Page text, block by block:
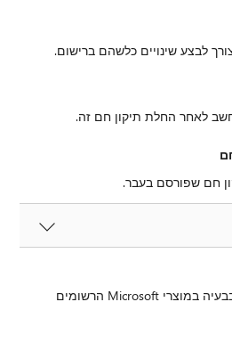
לבצע שינויים כלשהם ברישום.
לאחר החלת תיקון חם זה.
חם שפורסם בעבר.
Microsoft אישרה כי מדובר בבעיה במוצרי Microsoft הרשומים